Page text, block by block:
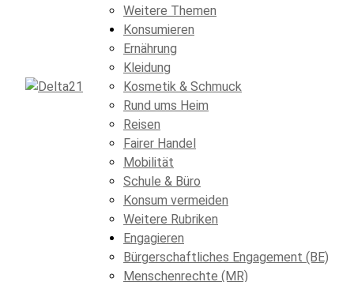
Weitere Themen
Konsumieren
Ernährung
Kleidung
Kosmetik & Schmuck
Rund ums Heim
Reisen
Fairer Handel
Mobilität
Schule & Büro
Konsum vermeiden
Weitere Rubriken
Engagieren
Bürgerschaftliches Engagement (BE)
Menschenrechte (MR)